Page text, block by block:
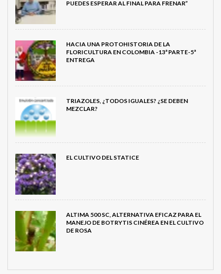
PUEDES ESPERAR AL FINAL PARA FRENAR”
HACIA UNA PROTOHISTORIA DE LA
FLORICULTURA EN COLOMBIA -13ª PARTE-5ª
ENTREGA
TRIAZOLES, ¿TODOS IGUALES? ¿SE DEBEN
MEZCLAR?
EL CULTIVO DEL STATICE
ALTIMA 500 SC, ALTERNATIVA EFICAZ PARA EL
MANEJO DE BOTRYTIS CINÉREA EN EL CULTIVO
DE ROSA